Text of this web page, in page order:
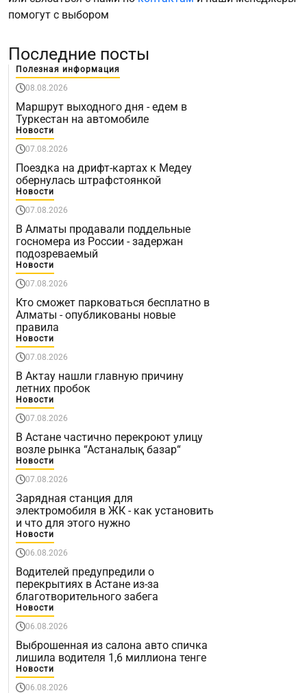
помогут с выбором
Последние посты
Полезная информация
08.08.2026
Маршрут выходного дня - едем в
Туркестан на автомобиле
Новости
07.08.2026
Поездка на дрифт-картах к Медеу
обернулась штрафстоянкой
Новости
07.08.2026
В Алматы продавали поддельные
госномера из России - задержан
подозреваемый
Новости
07.08.2026
Кто сможет парковаться бесплатно в
Алматы - опубликованы новые
правила
Новости
07.08.2026
В Актау нашли главную причину
летних пробок
Новости
07.08.2026
В Астане частично перекроют улицу
возле рынка “Астаналық базар“
Новости
07.08.2026
Зарядная станция для
электромобиля в ЖК - как установить
и что для этого нужно
Новости
06.08.2026
Водителей предупредили о
перекрытиях в Астане из-за
благотворительного забега
Новости
06.08.2026
Выброшенная из салона авто спичка
лишила водителя 1,6 миллиона тенге
Новости
06.08.2026